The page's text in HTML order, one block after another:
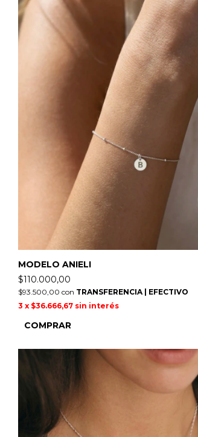
MODELO ANIELI
$110.000,00
$93.500,00 con TRANSFERENCIA | EFECTIVO
3 x $36.666,67 sin interés
COMPRAR